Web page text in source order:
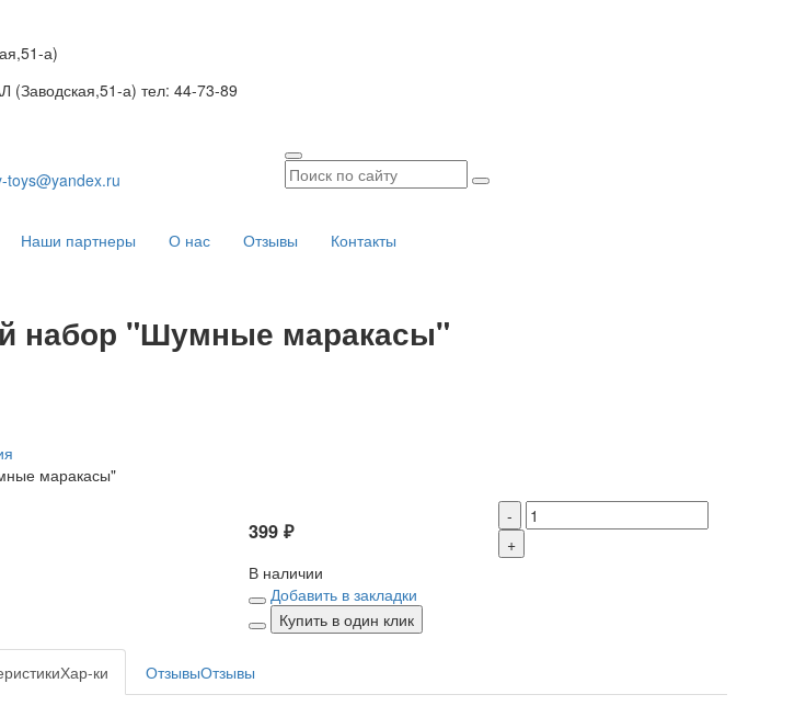
а)
а) тел: 44-73-89
toys@yandex.ru
Наши партнеры О нас Отзывы Контакты
набор "Шумные маракасы"
маракасы"
399 ₽
-
+
В наличии
Добавить в закладки
Купить в один клик
Хар-ки ОтзывыОтзывы